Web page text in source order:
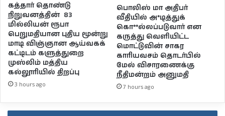
கத்தார் தொண்டு
நிறுவனத்தின் 83
மில்லியன் ரூபா
பெறுமதியான புதிய மூன்று
மாடி விஞ்ஞான ஆய்வகக்
கட்டிடம் களுத்துறை
முஸ்லிம் மத்திய
கல்லூரியில் திறப்பு
3 hours ago
பொலிஸ் மா அதிபர்
வீதியில் அ*டித்துக்
கொ**ல்லப்படுவார் என
கருத்து வெளியிட்ட
மொட்டுவின் சாகர
காரியவசம் தொடர்பில்
மேல் விசாரணைக்கு
நீதிமன்றம் அனுமதி
7 hours ago